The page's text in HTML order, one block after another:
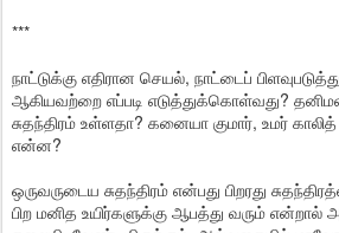
***
நாட்டுக்கு எதிரான செயல், நாட்டைப்
ஆகியவற்றை எப்படி எடுத்துக்கொள்வது?
சுதந்திரம் உள்ளதா? கனையா குமார், உமர்
என்ன?
ஒருவருடைய சுதந்திரம் என்பது பிறரது
பிற மனித உயிர்களுக்கு ஆபத்து வரும் என்றால்